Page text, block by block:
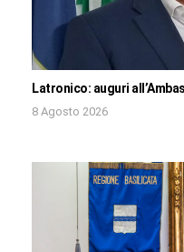
Latronico: auguri
8 Agosto 2026